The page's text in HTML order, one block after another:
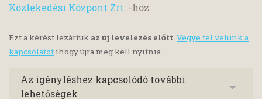
Közlekedési Központ Zrt. -hoz
Ezt a kérést lezártuk az új levelezés előtt. Vegye fel velünk a
kapcsolatotihogy újra meg kell nyitnia.
Az igényléshez kapcsolódó további
lehetőségek